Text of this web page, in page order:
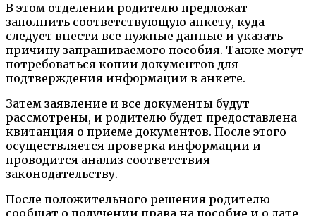
В этом отделении родителю предложат
заполнить соответствующую анкету, куда
следует внести все нужные данные и указать
причину запрашиваемого пособия. Также могут
потребоваться копии документов для
подтверждения информации в анкете.
Затем заявление и все документы будут
рассмотрены, и родителю будет предоставлена
квитанция о приеме документов. После этого
осуществляется проверка информации и
проводится анализ соответствия
законодательству.
После положительного решения родителю